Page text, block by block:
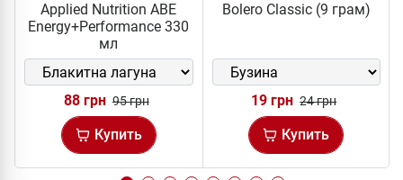
Applied Nutrition ABE
Energy+Performance 330
мл
88 грн 95 грн
Купить
Bolero Classic (9 грам)
19 грн 24 грн
Купить